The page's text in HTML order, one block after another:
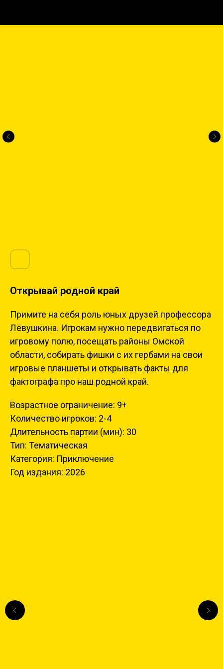
Открывай родной край
Примите на себя роль юных друзей профессора
Лёвушкина. Игрокам нужно передвигаться по
игровому полю, посещать районы Омской
области, собирать фишки с их гербами на свои
игровые планшеты и открывать факты для
фактографа про наш родной край.
Возрастное ограничение: 9+
Количество игроков: 2-4
Длительность партии (мин): 30
Тип: Тематическая
Категория: Приключение
Год издания: 2026